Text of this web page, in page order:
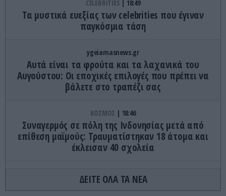
CELEBRITIES 18:49
Τα μυστικά ευεξίας των celebrities που έγιναν
παγκόσμια τάση
ygeiamasnews.gr
Αυτά είναι τα φρούτα και τα λαχανικά του
Αυγούστου: Οι εποχικές επιλογές που πρέπει να
βάλετε στο τραπέζι σας
ΚΟΣΜΟΣ 18:46
Συναγερμός σε πόλη της Ινδονησίας μετά από
επίθεση μαϊμούς: Τραυματίστηκαν 18 άτομα και
έκλεισαν 40 σχολεία
Φωτιά στο Στεφάνι Κορινθίας – Μεγάλη
ΔΕΙΤΕ ΟΛΑ ΤΑ ΝΕΑ